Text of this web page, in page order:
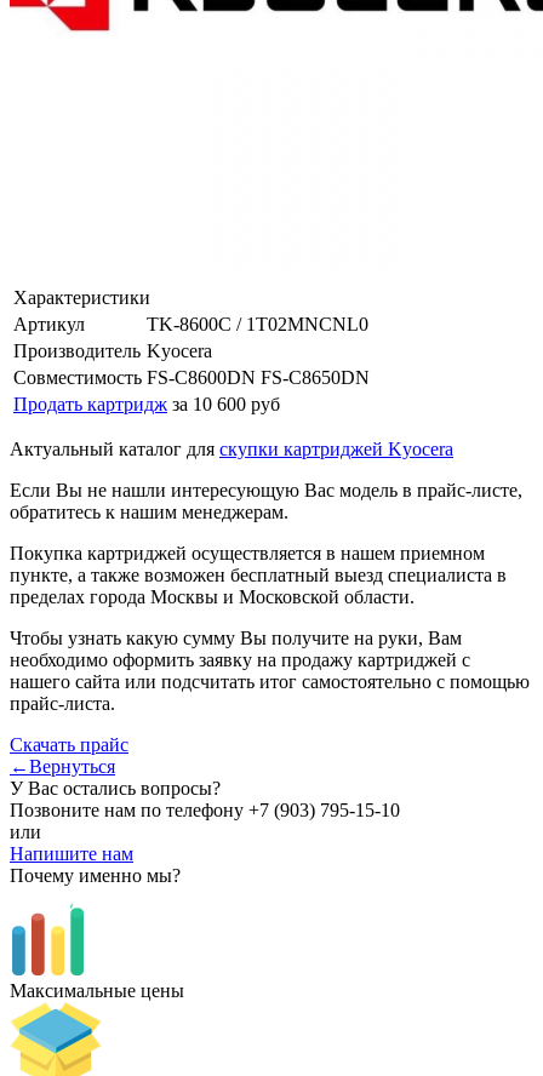
Характеристики
Артикул
TK-8600C / 1T02MNCNL0
Производитель Kyocera
Совместимость FS-C8600DN FS-C8650DN
Продать картридж за 10 600 руб
Актуальный каталог для скупки картриджей Kyocera
Если Вы не нашли интересующую Вас модель в прайс-листе,
обратитесь к нашим менеджерам.
Покупка картриджей осуществляется в нашем приемном
пункте, а также возможен бесплатный выезд специалиста в
пределах города Москвы и Московской области.
Чтобы узнать какую сумму Вы получите на руки, Вам
необходимо оформить заявку на продажу картриджей с
нашего сайта или подсчитать итог самостоятельно с помощью
прайс-листа.
Скачать прайс
←Вернуться
У Вас остались вопросы?
Позвоните нам по телефону +7 (903) 795-15-10
или
Напишите нам
Почему именно мы?
Максимальные цены